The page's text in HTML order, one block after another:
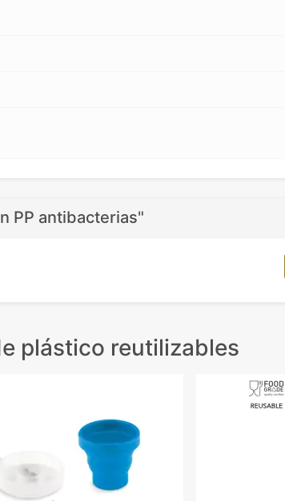
PP antibacterias"
plástico reutilizables